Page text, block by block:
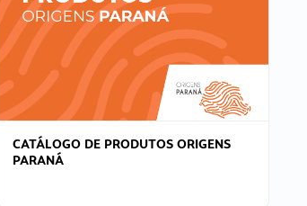
CATÁLOGO DE PRODUTOS ORIGENS
PARANÁ